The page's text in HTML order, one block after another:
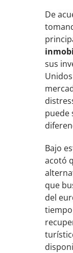
De
sus
puede
Bajo
acotó
que
del